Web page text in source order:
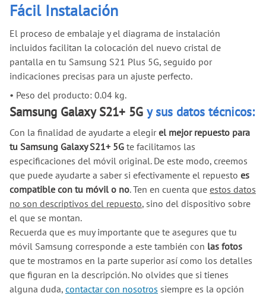
Fácil Instalación
El proceso de embalaje y el diagrama de instalación
incluidos facilitan la colocación del nuevo cristal de
pantalla en tu Samsung S21 Plus 5G, seguido por
indicaciones precisas para un ajuste perfecto.
• Peso del producto: 0.04 kg.
Samsung Galaxy S21+ 5G y sus datos técnicos:
Con la finalidad de ayudarte a elegirel mejor repuesto para
tu Samsung Galaxy S21+ 5G te facilitamos las
especificaciones del móvil original. De este modo, creemos
que puede ayudarte a saber si efectivamente el repuesto es
compatible con tu móvil o no. Ten en cuenta que estos datos
no son descriptivos del repuesto, sino del dispositivo sobre
el que se montan.
Recuerda que es muy importante que te asegures que tu
móvil Samsung corresponde a este también con las fotos
que te mostramos en la parte superior así como los detalles
que figuran en la descripción. No olvides que si tienes
alguna duda, contactar con nosotros siempre es la opción